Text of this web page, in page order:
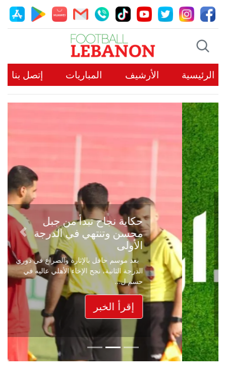
الرئيسية الأرشيف المباريات إتصل بنا
حكاية نجاح تبدأ من جبل
محسن وتنتهي في الدرجة
الأولى
بعد موسم حافل بالإثارة والصراع في دوري
الدرجة الثانية، نجح الإخاء الأهلي عاليه في
حسم ل...
إقرأ الخبر
Previous
Next